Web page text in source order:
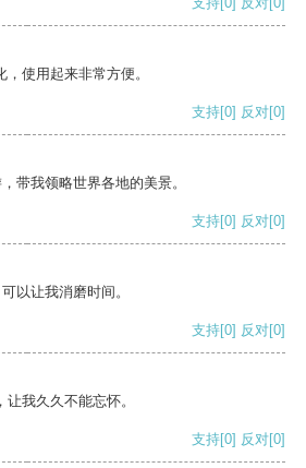
使用起来非常方便。
支持[0] 反对[0]
带我领略世界各地的美景。
支持[0] 反对[0]
以让我消磨时间。
支持[0] 反对[0]
我久久不能忘怀。
支持[0] 反对[0]